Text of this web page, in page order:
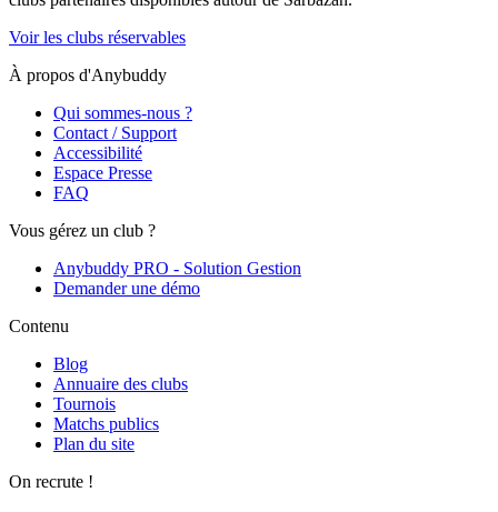
Voir les clubs réservables
À propos d'Anybuddy
Qui sommes-nous ?
Contact / Support
Accessibilité
Espace Presse
FAQ
Vous gérez un club ?
Anybuddy PRO - Solution Gestion
Demander une démo
Contenu
Blog
Annuaire des clubs
Tournois
Matchs publics
Plan du site
On recrute !